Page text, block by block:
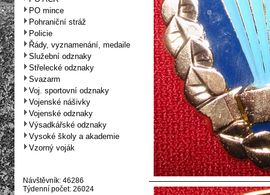
PO mince
Pohraniční stráž
Policie
Řády, vyznamenání, medaile
Služební odznaky
Střelecké odznaky
Svazarm
Voj. sportovní odznaky
Vojenské nášivky
Vojenské odznaky
Výsadkářské odznaky
Vysoké školy a akademie
Vzorný voják
Návštěvník: 46286
Týdenní počet: 26024